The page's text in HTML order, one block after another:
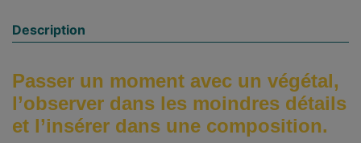
Description
Passer un moment avec un végétal,
l’observer dans les moindres détails
et l’insérer dans une composition.